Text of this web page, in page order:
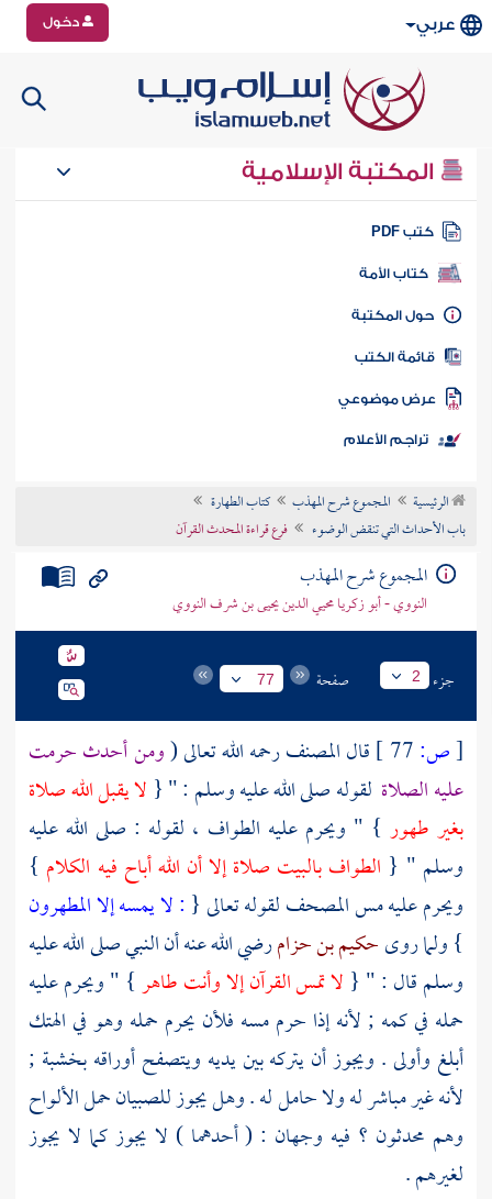
عربي دخول
المكتبة الإسلامية
كتب PDF
كتاب الأمة
المكتبة
الكتب
موضوعي
تراجم الأعلام
الرئيسية المجموع شرح المهذب
كتاب الطهارة
باب الأحداث التي تنقض الوضوء
فرع قراءة المحدث القرآن
المجموع شرح المهذب
النووي - أبو زكريا محيي الدين يحيى بن شرف النووي
جزء 2 صفحة 77
[ص: قالالمصنفرحمه الله تعالى (ومن أحدث حرمت
عليه الصلاة لقوله صلى الله عليه وسلم : " { لا يقبل الله صلاة
بغير طهور } " ويحرم عليه الطواف ، لقوله : صلى الله عليه
وسلم " { الطوافبالبيت صلاة إلا أن الله أباح فيه الكلام }
ويحرم عليه مس المصحف لقوله تعالى { : لا يمسه إلا المطهرون
} ولما روىحكيم بن حزامرضي الله عنه أن النبي صلى الله عليه
وسلم قال : " { لا تمس القرآن إلا وأنت طاهر} " ويحرم عليه
حمله في كمه ; لأنه إذا حرم مسه فلأن يحرم حمله وهو في الهتك
أبلغ وأولى . ويجوز أن يتركه بين يديه ويتصفح أوراقه بخشبة ;
لأنه غير مباشر له ولا حامل له . وهل يجوز للصبيان حمل الألواح
وهم محدثون ؟ فيه وجهان : ( أحدهما ) لا يجوز كما لا يجوز
لغيرهم .